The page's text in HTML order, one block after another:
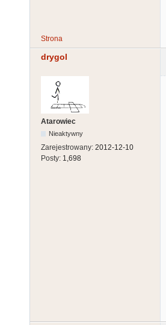
Strona
drygol
Atarowiec
Nieaktywny
Zarejestrowany: 2012-12-10
Posty: 1,698